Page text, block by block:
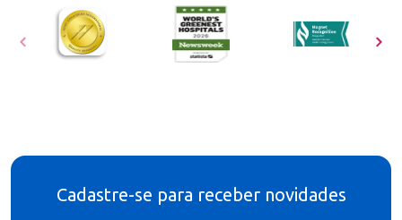
Cadastre-se para receber novidades